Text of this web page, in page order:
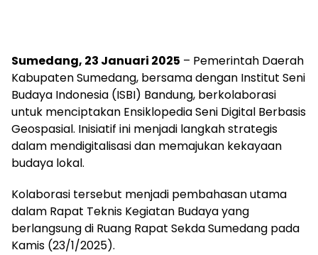
Sumedang, 23 Januari 2025 – Pemerintah Daerah
Kabupaten Sumedang, bersama dengan Institut Seni
Budaya Indonesia (ISBI) Bandung, berkolaborasi
untuk menciptakan Ensiklopedia Seni Digital Berbasis
Geospasial. Inisiatif ini menjadi langkah strategis
dalam mendigitalisasi dan memajukan kekayaan
budaya lokal.
Kolaborasi tersebut menjadi pembahasan utama
dalam Rapat Teknis Kegiatan Budaya yang
berlangsung di Ruang Rapat Sekda Sumedang pada
Kamis (23/1/2025).